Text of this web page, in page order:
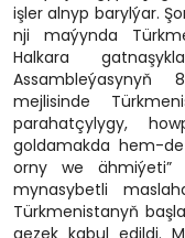
işler alnyp barylýar.
nji maýynda
Halkara
mejlisinde
parahatçylygy,
goldamakda hem-
orny we ähmiýeti”
mynasybetli
Türkmenistanyň
gezek kabul edildi.